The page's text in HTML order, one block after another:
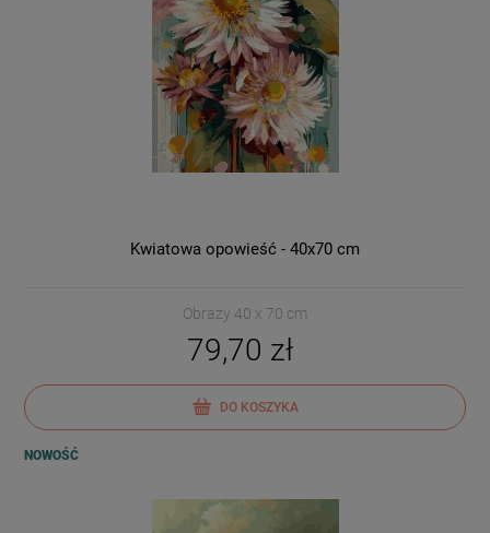
Kwiatowa opowieść - 40x70 cm
Obrazy 40 x 70 cm
79,70 zł
DO KOSZYKA
NOWOŚĆ